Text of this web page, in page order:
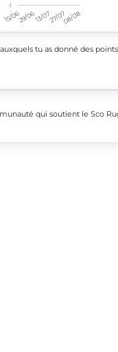
15/0629/0613/0727/0708/08
-1
tu as donné des points
qui soutient le Sco